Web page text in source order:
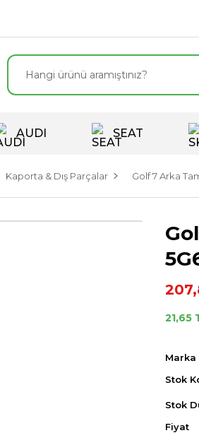
AUDI SEAT
Kaporta & Dış Parçalar Golf 7 Arka
21,65
Marka
Stok
Stok
Fiyat